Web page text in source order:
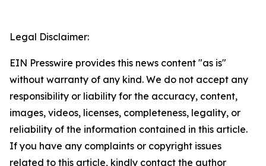
Legal Disclaimer:
EIN Presswire provides this news content "as is"
without warranty of any kind. We do not accept any
responsibility or liability for the accuracy, content,
images, videos, licenses, completeness, legality, or
reliability of the information contained in this article.
If you have any complaints or copyright issues
related to this article, kindly contact the author